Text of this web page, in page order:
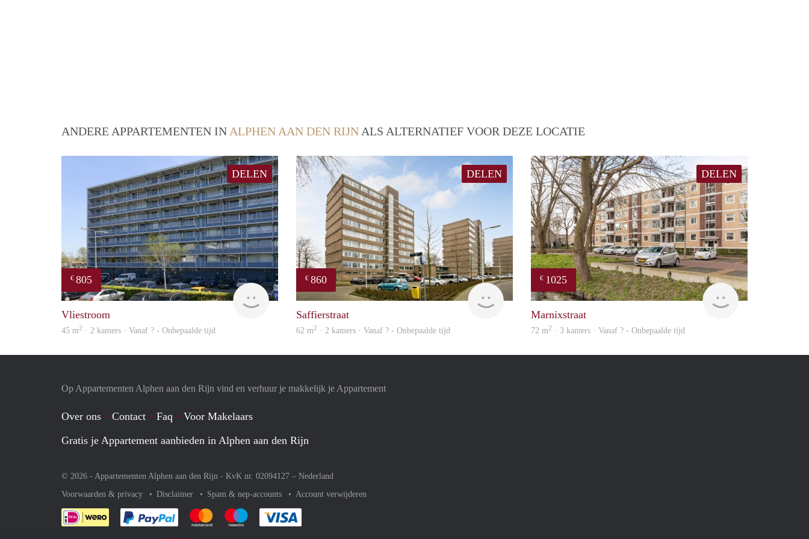
ANDERE APPARTEMENTEN IN ALPHEN AAN DEN RIJN ALS ALTERNATIEF VOOR DEZE LOCATIE
DELEN
€ 805
Woning
Vliestroom
45 m2 · 2 kamers · Vanaf ? - Onbepaalde tijd
DELEN
€ 860
Saffierstraat
62 m2 · 2 kamers · Vanaf ? - Onbepaalde tijd
DELEN
€ 1025
Woning
Marnixstraat
72 m2 · 3 kamers · Vanaf ? - Onbepaalde tijd
Op Appartementen Alphen aan den Rijn vind en verhuur je makkelijk je Appartement
Over ons Contact Faq
Voor Makelaars
Gratis je Appartement aanbieden in Alphen aan den Rijn
© 2026 - Appartementen Alphen aan den Rijn - KvK nr. 02094127 – Nederland
Voorwaarden & privacy
Disclaimer Spam & nep-accounts Account verwijderen
Je rekent gemakkelijk af met Paypal
Je rekent gemakkelijk af met Mastercard
Je rekent gemakkelijk af met Meastro